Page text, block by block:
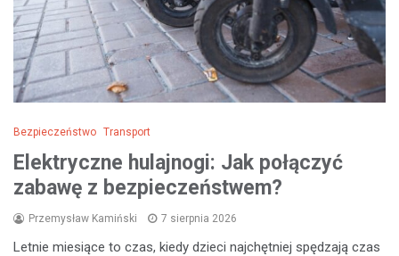
Bezpieczeństwo Transport
Elektryczne hulajnogi: Jak połączyć
zabawę z bezpieczeństwem?
Przemysław Kamiński 7 sierpnia 2026
Letnie miesiące to czas, kiedy dzieci najchętniej spędzają czas